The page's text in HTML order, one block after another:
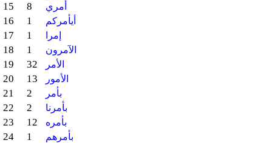
15 8 أمري
16 1 أيأمركم
17 1 إمرا
18 1 الآمرون
19 32 الأمر
20 13 الأمور
21 2 بأمر
22 2 بأمرنا
23 12 بأمره
24 1 بأمرهم